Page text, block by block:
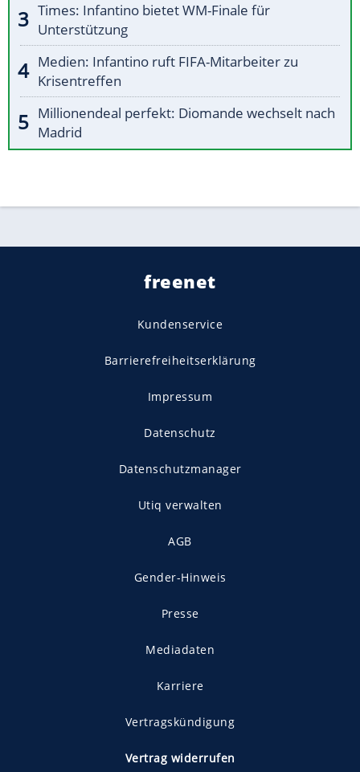
Times: Infantino bietet WM-Finale für
Unterstützung
Medien: Infantino ruft FIFA-Mitarbeiter zu
Krisentreffen
Millionendeal perfekt: Diomande wechselt nach
Madrid
freenet
Kundenservice
Barrierefreiheitserklärung
Impressum
Datenschutz
Datenschutzmanager
Utiq verwalten
AGB
Gender-Hinweis
Presse
Mediadaten
Karriere
Vertragskündigung
Vertrag widerrufen